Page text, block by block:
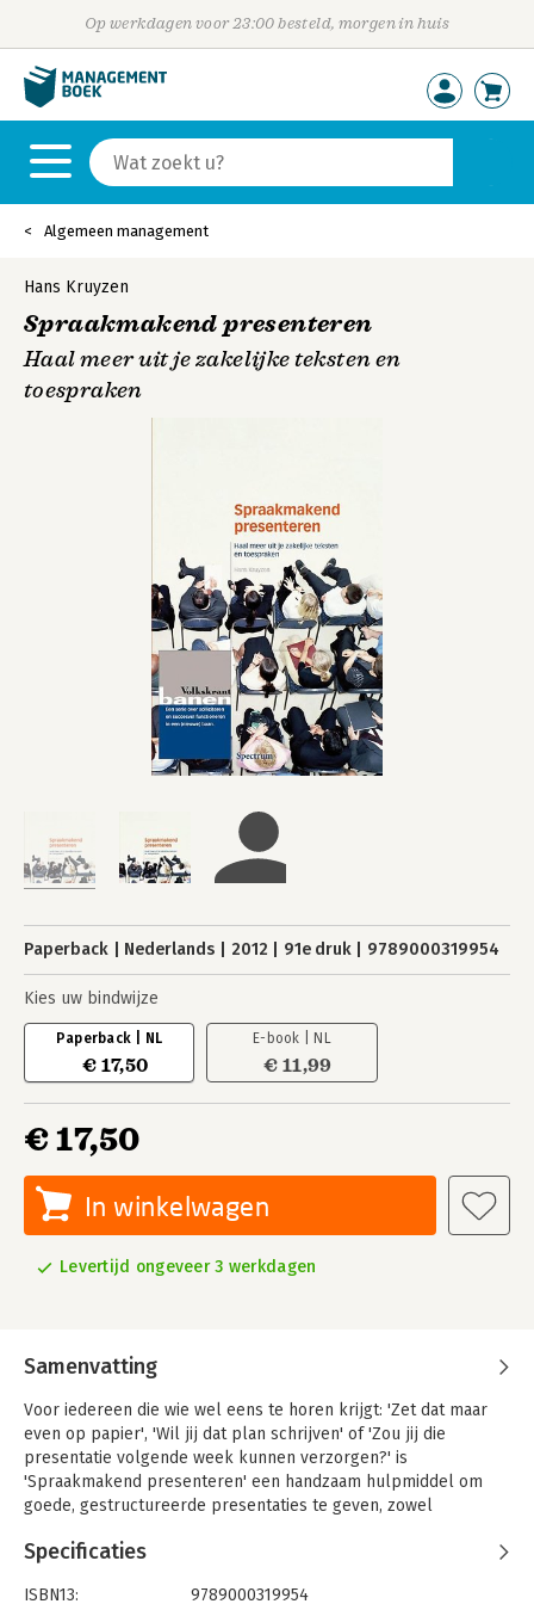
Op werkdagen voor 23:00 besteld, morgen in huis
Algemeen management
Hans Kruyzen
Spraakmakend presenteren
Haal meer uit je zakelijke teksten en
toespraken
Paperback Nederlands 2012 91e druk 9789000319954
Kies uw bindwijze
Paperback | NL
€ 17,50
E-book | NL
€ 11,99
€ 17,50
In winkelwagen
Levertijd ongeveer 3 werkdagen
Samenvatting
Voor iedereen die wie wel eens te horen krijgt: 'Zet dat maar
even op papier', 'Wil jij dat plan schrijven' of 'Zou jij die
presentatie volgende week kunnen verzorgen?' is
'Spraakmakend presenteren' een handzaam hulpmiddel om
goede, gestructureerde presentaties te geven, zowel
In de meeste handboeken over schriftelijke en mondeling
presenteren staat nog te lezen dat een goed opgesteld
Specificaties
ISBN13:
9789000319954